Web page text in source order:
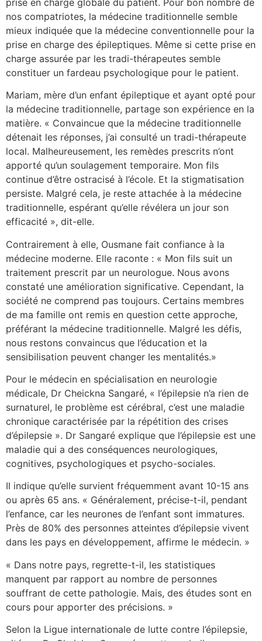
nos compatriotes, la médecine traditionnelle semble
mieux indiquée que la médecine conventionnelle pour la
prise en charge des épileptiques. Même si cette prise en
charge assurée par les tradi-thérapeutes semble
constituer un fardeau psychologique pour le patient.
Mariam, mère d’un enfant épileptique et ayant opté pour
la médecine traditionnelle, partage son expérience en la
matière. « Convaincue que la médecine traditionnelle
détenait les réponses, j’ai consulté un tradi-thérapeute
local. Malheureusement, les remèdes prescrits n’ont
apporté qu’un soulagement temporaire. Mon fils
continue d’être ostracisé à l’école. Et la stigmatisation
persiste. Malgré cela, je reste attachée à la médecine
traditionnelle, espérant qu’elle révélera un jour son
efficacité », dit-elle.
Contrairement à elle, Ousmane fait confiance à la
médecine moderne. Elle raconte : « Mon fils suit un
traitement prescrit par un neurologue. Nous avons
constaté une amélioration significative. Cependant, la
société ne comprend pas toujours. Certains membres
de ma famille ont remis en question cette approche,
préférant la médecine traditionnelle. Malgré les défis,
nous restons convaincus que l’éducation et la
sensibilisation peuvent changer les mentalités.»
Pour le médecin en spécialisation en neurologie
médicale, Dr Cheickna Sangaré, « l’épilepsie n’a rien de
surnaturel, le problème est cérébral, c’est une maladie
chronique caractérisée par la répétition des crises
d’épilepsie ». Dr Sangaré explique que l’épilepsie est une
maladie qui a des conséquences neurologiques,
cognitives, psychologiques et psycho-sociales.
Il indique qu’elle survient fréquemment avant 10-15 ans
ou après 65 ans. « Généralement, précise-t-il, pendant
l’enfance, car les neurones de l’enfant sont immatures.
Près de 80% des personnes atteintes d’épilepsie vivent
dans les pays en développement, affirme le médecin. »
« Dans notre pays, regrette-t-il, les statistiques
manquent par rapport au nombre de personnes
souffrant de cette pathologie. Mais, des études sont en
cours pour apporter des précisions. »
Selon la Ligue internationale de lutte contre l’épilepsie,